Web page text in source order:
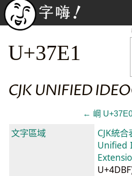
U+37E1
CJK UNIFIED
← 㟠
文字區域
CJK統
Unified